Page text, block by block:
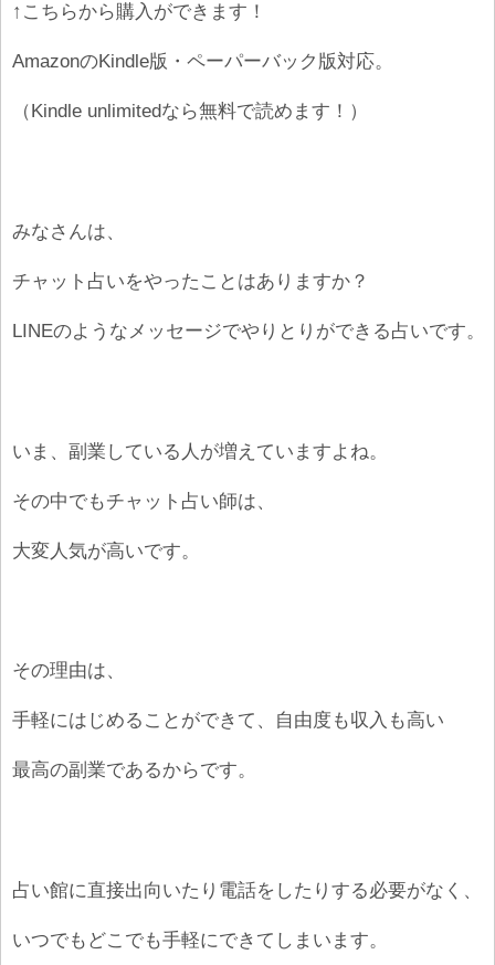
↑こちらから購入ができます！
AmazonのKindle版・ペーパーバック版対応。
（Kindle unlimitedなら無料で読めます！）
みなさんは、
チャット占いをやったことはありますか？
LINEのようなメッセージでやりとりができる占いです。
いま、副業している人が増えていますよね。
その中でもチャット占い師は、
大変人気が高いです。
その理由は、
手軽にはじめることができて、自由度も収入も高い
最高の副業であるからです。
占い館に直接出向いたり電話をしたりする必要がなく、
いつでもどこでも手軽にできてしまいます。